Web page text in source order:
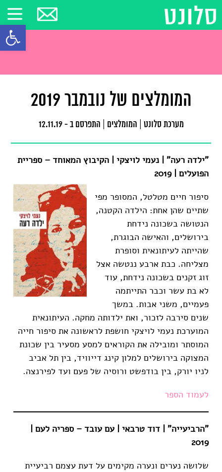
פתח
המומלצים של נובמבר 2019
מערכת סלונט המומלצים התפרסם ב - 12.11.19
"ילדה רעה" | נעמי לויצקי | הקיבוץ המאוחד – ספריית
הפועלים | 2019
סיפור חיים מטלטל, המסופר מפי
שתיים שהן אחת: הילדה הקטנה,
הנטושה בשכונה נידחת
בירושלים, והאישה הבוגרת,
שהייתה לעיתונאית וסופרת
מצליחה. כבת ארבע ננטשה אצל
זוג זקנים בשכונה נידחת, עוד
לא בת עשר וכבר התייתמה
פעמיים, משני אבות. במשך
שנים סירבה לזכור, ואת ילדותה מחקה. העיתונאית
המוערכת נעמי לויצקי חושפת לראשונה את סיפור חייה
המוסתר ומובילה את הקוראים למסע מסעיר בין שכונת
המצוקה בירושלים למלון קינג דייוויד, בין תל אביב
לניו יורק, בין בודפשט ורוסיה של פעם ועד לפירנצה.
לעמוד הספר
"הרביעייה" | דוד טרבאי | עם עובד – ספריה לעם |
2019
שלושה נערים ונערה מקימים על דעת עצמם רביעיית